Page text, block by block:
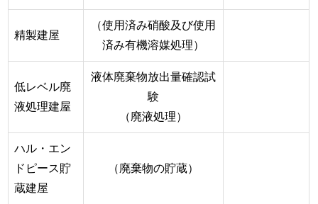
精製建屋
（使用済み硝酸及び使用
済み有機溶媒処理）
低レベル廃
液処理建屋
液体廃棄物放出量確認試
験
（廃液処理）
ハル・エン
ドピース貯
蔵建屋
（廃棄物の貯蔵）